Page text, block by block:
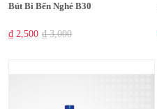
Bút Bi Bến Nghé B30
₫ 2,500 ₫ 3,000